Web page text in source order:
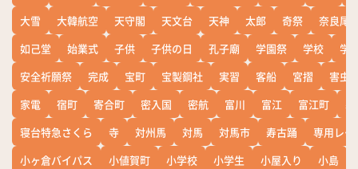
大雪
大韓航空 天守閣 天文台 天神 太郎 奇祭
奈良尾
如己堂
始業式 子供 子供の日 孔子廟 学園祭 学校
学
安全祈願祭
完成 宝町 宝製鋼社 実習 客船 宮摺
害虫
家電
宿町 寄合町 密入国 密航 富川 富江 富江町
寝台特急さくら
寺 対州馬 対馬 対馬市 寿古踊
専用レー
小ヶ倉バイパス
小値賀町 小学校 小学生 小屋入り 小島